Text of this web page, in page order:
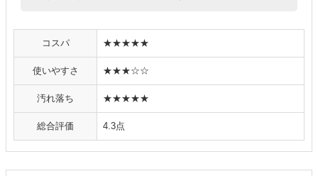
コスパ ★★★★★
使いやすさ ★★★☆☆
汚れ落ち ★★★★★
総合評価 4.3点